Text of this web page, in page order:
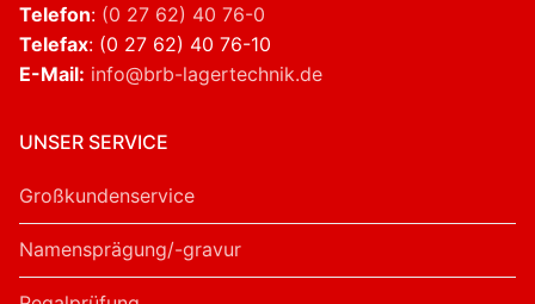
Telefon: (0 27 62) 40 76-0
Telefax: (0 27 62) 40 76-10
E-Mail: info@brb-lagertechnik.de
UNSER SERVICE
Großkundenservice
Namensprägung/-gravur